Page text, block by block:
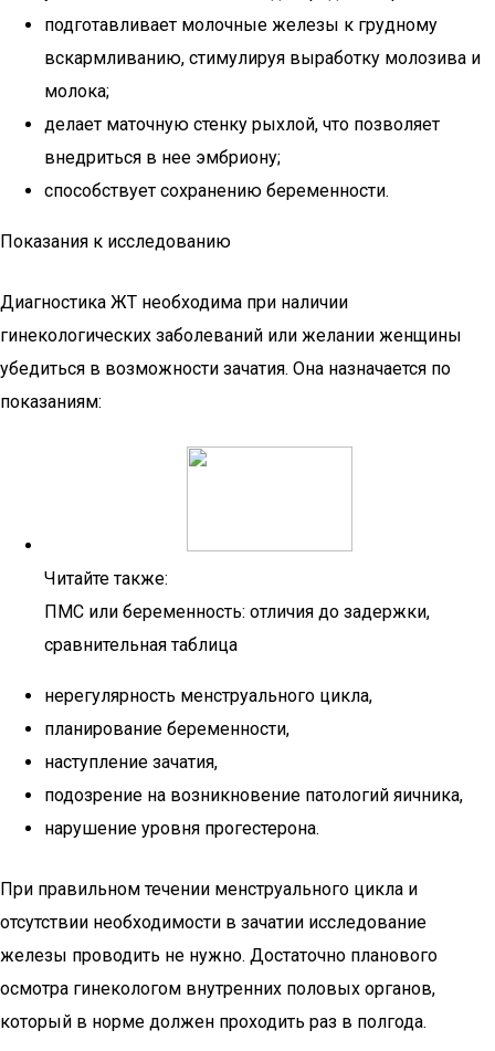
подготавливает молочные железы к грудному
вскармливанию, стимулируя выработку молозива и
молока;
делает маточную стенку рыхлой, что позволяет
внедриться в нее эмбриону;
способствует сохранению беременности.
Показания к исследованию
Диагностика ЖТ необходима при наличии
гинекологических заболеваний или желании женщины
убедиться в возможности зачатия. Она назначается по
показаниям:
Читайте также:
ПМС или беременность: отличия до задержки,
сравнительная таблица
нерегулярность менструального цикла,
планирование беременности,
наступление зачатия,
подозрение на возникновение патологий яичника,
нарушение уровня прогестерона.
При правильном течении менструального цикла и
отсутствии необходимости в зачатии исследование
железы проводить не нужно. Достаточно планового
осмотра гинекологом внутренних половых органов,
который в норме должен проходить раз в полгода.